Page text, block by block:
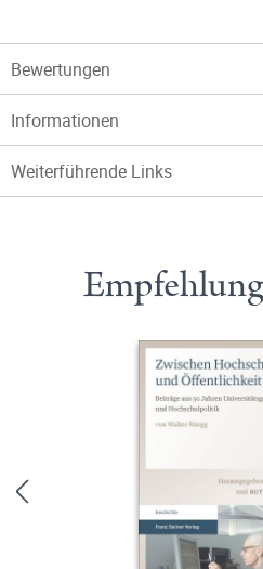
Bewertungen
Informationen
Weiterführende Links